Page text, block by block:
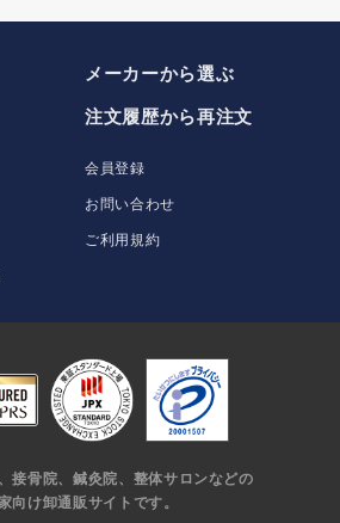
メーカーから選ぶ
注文履歴から再注文
会員登録
お問い合わせ
ご利用規約
接骨院、鍼灸院、整体サロンなどの
向け卸通販サイトです。